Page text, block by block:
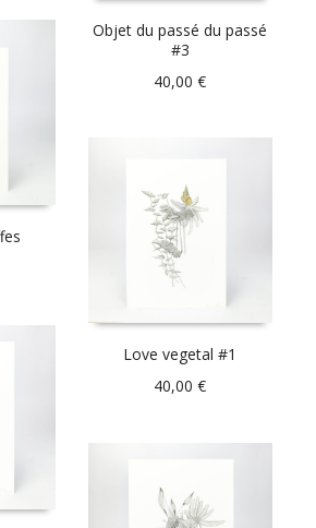
Objet du passé du passé
#3
40,00€
Love vegetal #1
40,00€